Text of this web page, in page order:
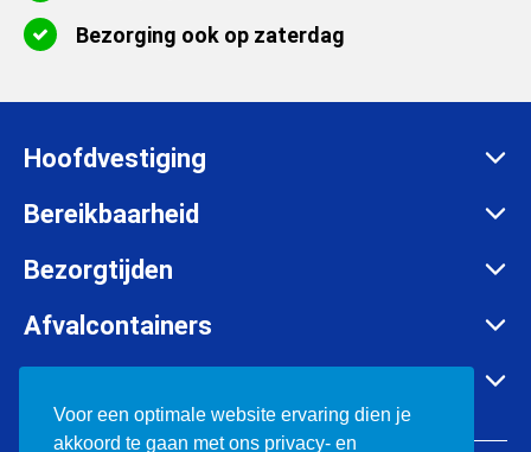
Bezorging ook op zaterdag
Hoofdvestiging
Zadelmakersstraat 26
info@afvalcontainerbestellen.nl
085-3034777
BTW: NL852697302B01
Bereikbaarheid
Maandag t/m vrijdag:
Bezorgtijden
Maandag t/m vrijdag:
Van 08:00 tot 12:00 uur
Afvalcontainers
Container huren
Bouwafval containers
Voor een optimale website ervaring dien je
akkoord te gaan met ons privacy- en